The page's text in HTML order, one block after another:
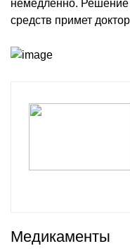
немедленно.
средств примет
Медикаменты